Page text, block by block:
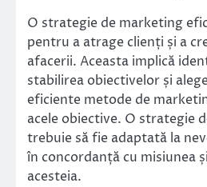
O strategie de marketing
pentru a atrage clienți și a
afacerii. Aceasta implică
stabilirea obiectivelor și
eficiente metode de
acele obiective. O strategie
trebuie să fie adaptată la
în concordanță cu misiunea
acesteia.